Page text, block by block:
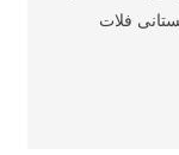
فلات